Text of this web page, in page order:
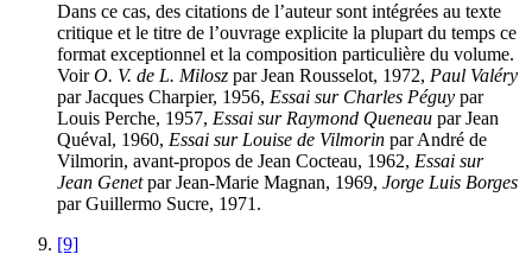
Dans ce cas, des citations de l’auteur sont intégrées au texte
critique et le titre de l’ouvrage explicite la plupart du temps ce
format exceptionnel et la composition particulière du volume.
VoirO. V. de L. Milosz par Jean Rousselot, 1972, Paul Valéry
par Jacques Charpier, 1956, Essai sur Charles Péguy par
Louis Perche, 1957, Essai sur Raymond Queneau par Jean
Quéval, 1960, Essai sur Louise de Vilmorin par André de
Vilmorin, avant-propos de Jean Cocteau, 1962, Essai sur
Jean Genetpar Jean-Marie Magnan, 1969, Jorge Luis Borges
par Guillermo Sucre, 1971.
[9]